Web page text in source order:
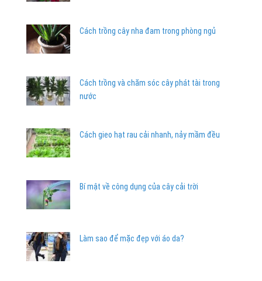
Cách trồng cây nha đam trong phòng ngủ
Cách trồng và chăm sóc cây phát tài trong
nước
Cách gieo hạt rau cải nhanh, nảy mầm đều
Bí mật về công dụng của cây cải trời
Làm sao để mặc đẹp với áo da?